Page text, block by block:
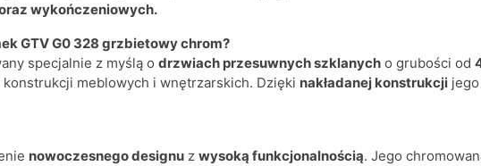
wykończeniowych.
GTV G0 328 grzbietowy chrom?
specjalnie z myślą o drzwiach przesuwnych szklanych o grubości od
meblowych i wnętrzarskich. Dzięki nakładanej konstrukcji
nowoczesnego designu z wysoką funkcjonalnością. Jego